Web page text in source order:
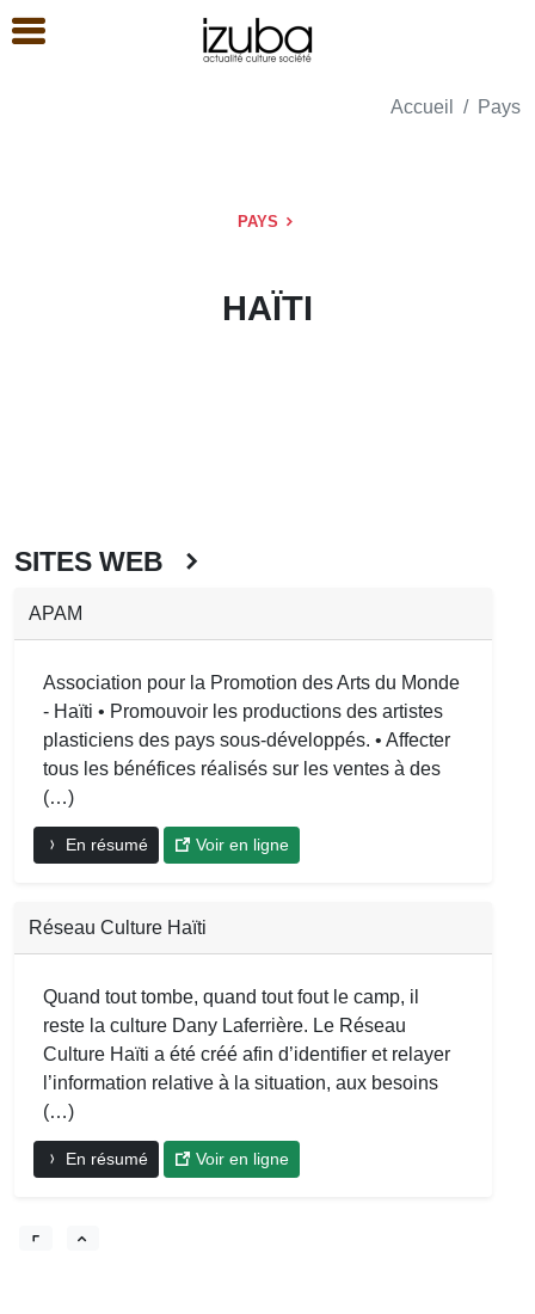
Accueil Pays
PAYS
HAÏTI
SITES WEB
APAM
Association pour la Promotion des Arts du Monde
- Haïti • Promouvoir les productions des artistes
plasticiens des pays sous-développés. • Affecter
tous les bénéfices réalisés sur les ventes à des
(…)
En résumé Voir en ligne
Réseau Culture Haïti
Quand tout tombe, quand tout fout le camp, il
reste la culture Dany Laferrière. Le Réseau
Culture Haïti a été créé afin d’identifier et relayer
l’information relative à la situation, aux besoins
(…)
En résumé Voir en ligne